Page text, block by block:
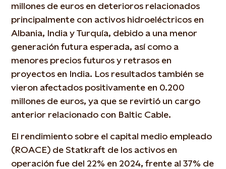
millones de euros en deterioros relacionados
principalmente con activos hidroeléctricos en
Albania, India y Turquía, debido a una menor
generación futura esperada, así como a
menores precios futuros y retrasos en
proyectos en India. Los resultados también se
vieron afectados positivamente en 0.200
millones de euros, ya que se revirtió un cargo
anterior relacionado con Baltic Cable.
El rendimiento sobre el capital medio empleado
(ROACE) de Statkraft de los activos en
operación fue del 22% en 2024, frente al 37% de